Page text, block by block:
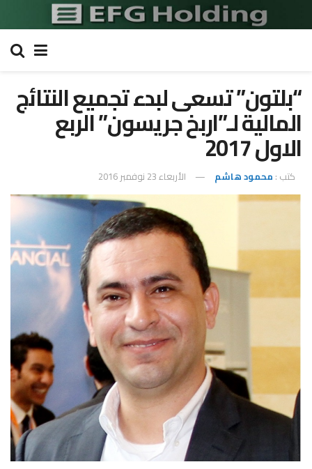
“بلتون” تسعى لبدء تجميع النتائج
المالية لـ”اربخ جريسون” الربع
الاول 2017
كتب : محمود هاشم الأربعاء 23 نوفمبر 2016